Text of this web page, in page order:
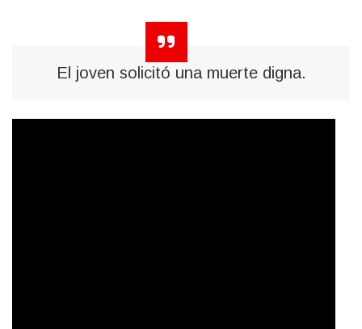
El joven solicitó una muerte digna.